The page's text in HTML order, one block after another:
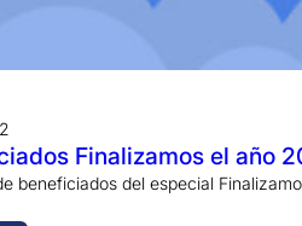
Finalizamos el año
beneficiados del especial